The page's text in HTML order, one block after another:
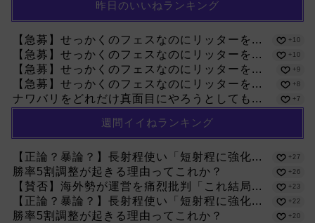
昨日のいいねランキング
【急募】せっかくのフェスなのにリッターを... +10
【急募】せっかくのフェスなのにリッターを... +10
【急募】せっかくのフェスなのにリッターを... +9
【急募】せっかくのフェスなのにリッターを... +8
ナワバリをどれだけ真面目にやろうとしても... +7
週間イイねランキング
【正論？暴論？】長射程使い「短射程に強化... +27
勝率5割調整が起きる理由ってこれか？ +26
【賛否】海外勢が運営を痛烈批判「これ結局... +23
【正論？暴論？】長射程使い「短射程に強化... +22
勝率5割調整が起きる理由ってこれか？ +20